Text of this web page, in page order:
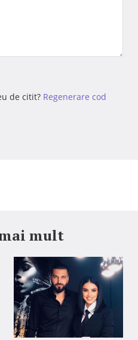
de citit? Regenerare cod
mult